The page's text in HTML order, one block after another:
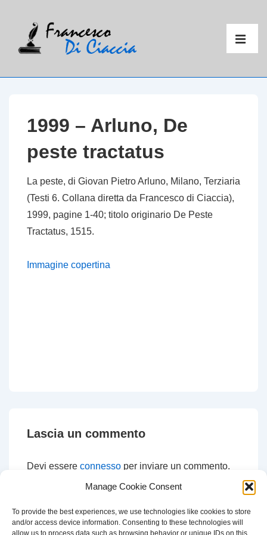
Manage Cookie Consent
To provide the best experiences, we use technologies like cookies to store
and/or access device information. Consenting to these technologies will
allow us to process data such as browsing behavior or unique IDs on this
1999 – Arluno, De
peste tractatus
La peste, di Giovan Pietro Arluno, Milano, Terziaria
(Testi 6. Collana diretta da Francesco di Ciaccia),
1999, pagine 1-40; titolo originario De Peste
Tractatus, 1515.
Immagine copertina
Lascia un commento
Devi essere connesso per inviare un commento.
CERCA